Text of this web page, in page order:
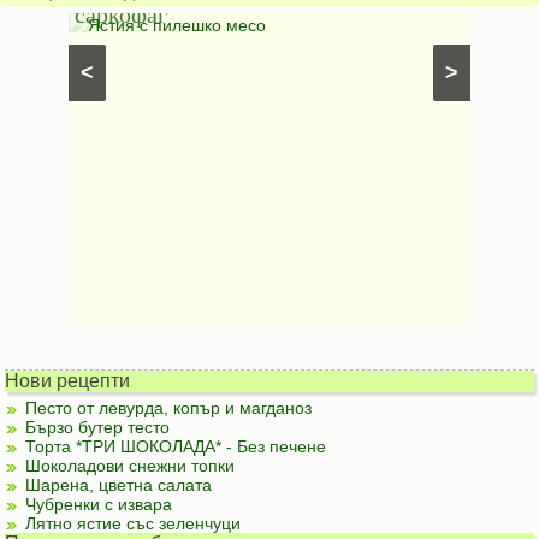
>
<
саркофаг
Ястия с пилешко месо
Нови рецепти
Песто от левурда, копър и магданоз
Бързо бутер тесто
Торта *ТРИ ШОКОЛАДА* - Без печене
Шоколадови снежни топки
Шарена, цветна салата
Чубренки с извара
Лятно ястие със зеленчуци